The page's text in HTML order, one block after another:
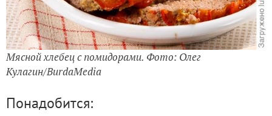
Мясной хлебец с помидорами. Фото: Олег
Кулагин/BurdaMedia
Понадобится: